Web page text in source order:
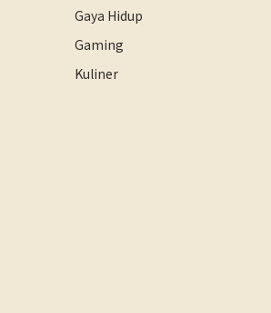
Gaya Hidup
Gaming
Kuliner